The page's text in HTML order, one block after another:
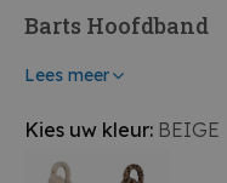
Barts Hoofdband
Lees meer
Kies uw kleur: BEIGE